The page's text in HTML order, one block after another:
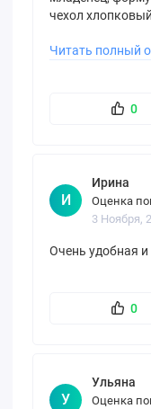
чехол
Читать полный
0
И
Ирина
Оценка
3 Ноября,
Очень удобная
0
У
Ульяна
Оценка